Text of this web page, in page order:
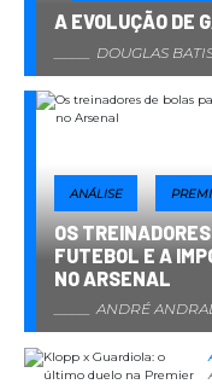
A EVOLUÇÃO DE
DOUGLAS
ANÁLISE
OS
FUTEBOL E A
NO ARSENAL
ANDRÉ